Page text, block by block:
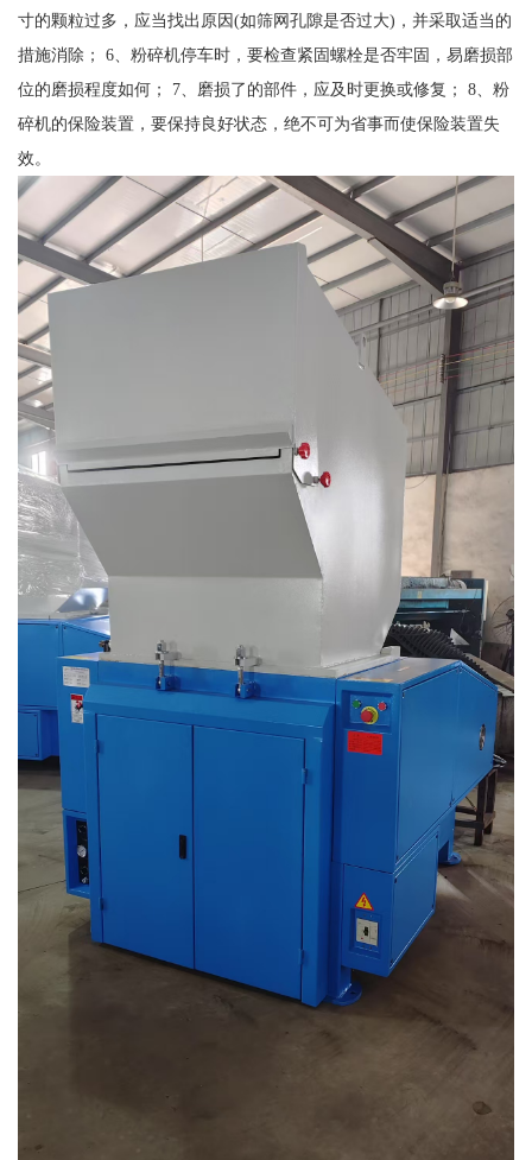
寸的颗粒过多，应当找出原因(如筛网孔隙是否过大)，并采取适当的
措施消除； 6、粉碎机停车时，要检查紧固螺栓是否牢固，易磨损部
位的磨损程度如何； 7、磨损了的部件，应及时更换或修复； 8、粉
碎机的保险装置，要保持良好状态，绝不可为省事而使保险装置失
效。